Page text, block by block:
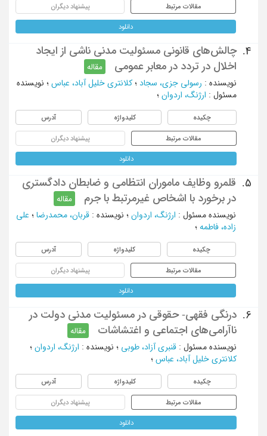
مقالات مرتبط پیشنهاد دیگران
دانلود
4.
چالش‌های قانونی مسئولیت مدنی ناشی از ایجاد
اخلال در تردد در معابر عمومی
مقاله
نویسنده : رسولی جزی، سجاد ؛ کلانتری خلیل آباد، عباس ؛ نویسنده
مسئول : ارژنگ، اردوان ؛
چکیده کلیدواژه آدرس
مقالات مرتبط پیشنهاد دیگران
دانلود
5.
قلمرو وظایف ماموران انتظامی و ضابطان دادگستری
در برخورد با اشخاص غیرمرتبط با جرم
مقاله
نویسنده مسئول : ارژنگ، اردوان ؛ نویسنده : قربان، محمدرضا ؛ علی
زاده، فاطمه ؛
چکیده کلیدواژه آدرس
مقالات مرتبط پیشنهاد دیگران
دانلود
6.
درنگی فقهی- حقوقی در مسئولیت مدنی دولت در
ناآرامی‌های اجتماعی و اغتشاشات
مقاله
نویسنده مسئول : قنبری آزاد، طوبی ؛ نویسنده : ارژنگ، اردوان ؛
کلانتری خلیل آباد، عباس ؛
چکیده کلیدواژه آدرس
مقالات مرتبط پیشنهاد دیگران
دانلود